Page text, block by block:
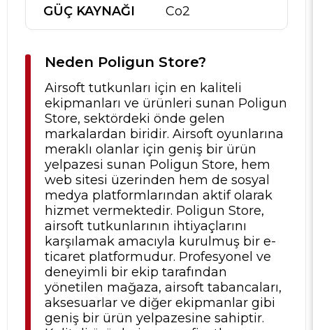
GÜÇ KAYNAĞI
Co2
Neden Poligun Store?
Airsoft tutkunları için en kaliteli
ekipmanları ve ürünleri sunan Poligun
Store, sektördeki önde gelen
markalardan biridir. Airsoft oyunlarına
meraklı olanlar için geniş bir ürün
yelpazesi sunan Poligun Store, hem
web sitesi üzerinden hem de sosyal
medya platformlarından aktif olarak
hizmet vermektedir. Poligun Store,
airsoft tutkunlarının ihtiyaçlarını
karşılamak amacıyla kurulmuş bir e-
ticaret platformudur. Profesyonel ve
deneyimli bir ekip tarafından
yönetilen mağaza, airsoft tabancaları,
aksesuarlar ve diğer ekipmanlar gibi
geniş bir ürün yelpazesine sahiptir.